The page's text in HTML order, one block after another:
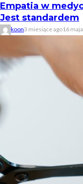
Empatia w
Jest standardem
koon3 miesiące ago16